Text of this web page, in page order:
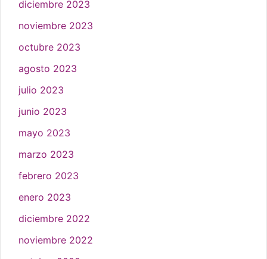
diciembre 2023
noviembre 2023
octubre 2023
agosto 2023
julio 2023
junio 2023
mayo 2023
marzo 2023
febrero 2023
enero 2023
diciembre 2022
noviembre 2022